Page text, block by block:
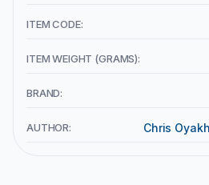
ITEM CODE:
ITEM WEIGHT (GRAMS):
BRAND:
AUTHOR: